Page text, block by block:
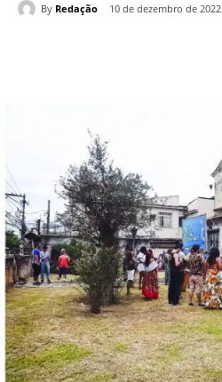
By Redação 10 de dezembro de 2022